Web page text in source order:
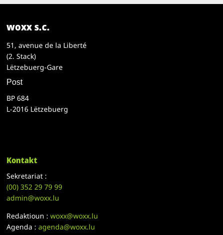
woxx s.c.
51, avenue de la Liberté
(2. Stack)
Lëtzebuerg-Gare
Post
BP 684
L-2016 Lëtzebuerg
Kontakt
Sekretariat :
(00)352 29 79 99
admin@woxx.lu
Redaktioun :woxx@woxx.lu
Agenda :agenda@woxx.lu